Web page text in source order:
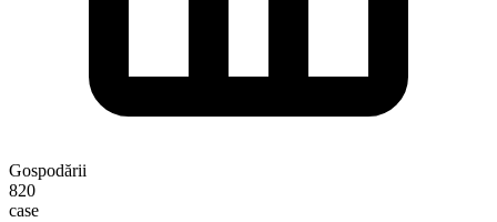
Gospodării
820
case